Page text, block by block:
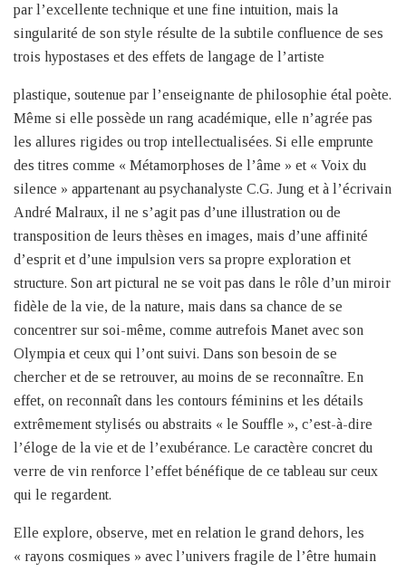
par l’excellente technique et une fine intuition, mais la
singularité de son style résulte de la subtile confluence de ses
trois hypostases et des effets de langage de l’artiste
plastique, soutenue par l’enseignante de philosophie étal poète.
Même si elle possède un rang académique, elle n’agrée pas
les allures rigides ou trop intellectualisées. Si elle emprunte
des titres comme « Métamorphoses de l’âme » et « Voix du
silence » appartenant au psychanalyste C.G. Jung et à l’écrivain
André Malraux, il ne s’agit pas d’une illustration ou de
transposition de leurs thèses en images, mais d’une affinité
d’esprit et d’une impulsion vers sa propre exploration et
structure. Son art pictural ne se voit pas dans le rôle d’un miroir
fidèle de la vie, de la nature, mais dans sa chance de se
concentrer sur soi-même, comme autrefois Manet avec son
Olympia et ceux qui l’ont suivi. Dans son besoin de se
chercher et de se retrouver, au moins de se reconnaître. En
effet, on reconnaît dans les contours féminins et les détails
extrêmement stylisés ou abstraits « le Souffle », c’est-à-dire
l’éloge de la vie et de l’exubérance. Le caractère concret du
verre de vin renforce l’effet bénéfique de ce tableau sur ceux
qui le regardent.
Elle explore, observe, met en relation le grand dehors, les
« rayons cosmiques » avec l’univers fragile de l’être humain